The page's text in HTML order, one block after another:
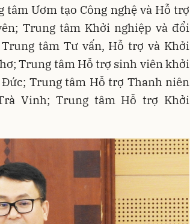
tâm Ươm tạo Công nghệ và Hỗ trợ
Trung tâm Khởi nghiệp và đổi
tâm Tư vấn, Hỗ trợ và Khởi
Trung tâm Hỗ trợ sinh viên khởi
Trung tâm Hỗ trợ Thanh niên
Vinh; Trung tâm Hỗ trợ Khởi